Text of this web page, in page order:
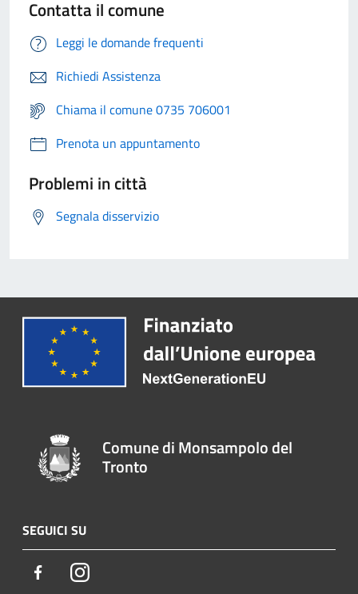
Contatta il comune
Leggi le domande frequenti
Richiedi Assistenza
Chiama il comune 0735 706001
Prenota un appuntamento
Problemi in città
Segnala disservizio
Comune di Monsampolo del
Tronto
SEGUICI SU
FacebookInstagram